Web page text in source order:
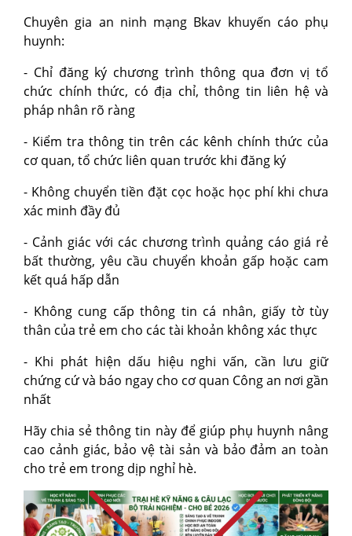
Chuyên gia an ninh mạng Bkav khuyến cáo phụ
huynh:​
- Chỉ đăng ký chương trình thông qua đơn vị tổ
chức chính thức, có địa chỉ, thông tin liên hệ và
pháp nhân rõ ràng​
- Kiểm tra thông tin trên các kênh chính thức của
cơ quan, tổ chức liên quan trước khi đăng ký​
- Không chuyển tiền đặt cọc hoặc học phí khi chưa
xác minh đầy đủ​
- Cảnh giác với các chương trình quảng cáo giá rẻ
bất thường, yêu cầu chuyển khoản gấp hoặc cam
kết quá hấp dẫn​
- Không cung cấp thông tin cá nhân, giấy tờ tùy
thân của trẻ em cho các tài khoản không xác thực​
- Khi phát hiện dấu hiệu nghi vấn, cần lưu giữ
chứng cứ và báo ngay cho cơ quan Công an nơi gần
nhất​
Hãy chia sẻ thông tin này để giúp phụ huynh nâng
cao cảnh giác, bảo vệ tài sản và bảo đảm an toàn
cho trẻ em trong dịp nghỉ hè.​